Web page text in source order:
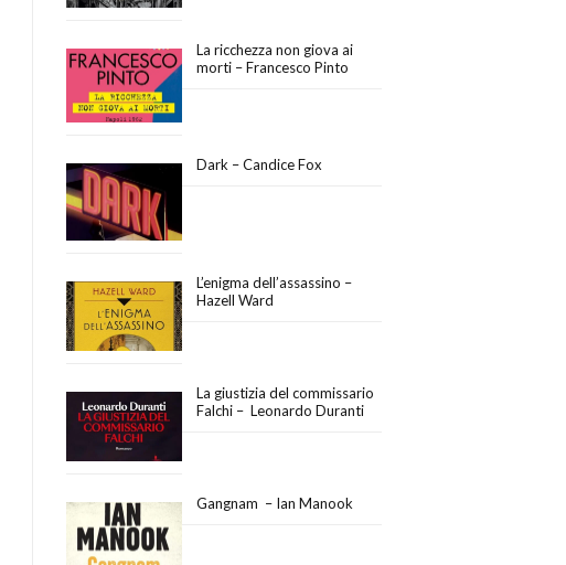
La ricchezza non giova ai
morti – Francesco Pinto
Dark – Candice Fox
L’enigma dell’assassino –
Hazell Ward
La giustizia del commissario
Falchi – Leonardo Duranti
Gangnam – Ian Manook